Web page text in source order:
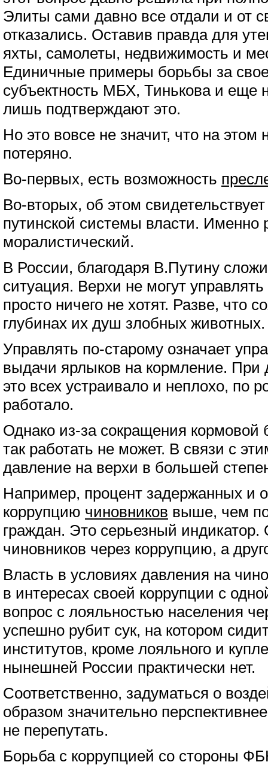
Элиты сами давно все отдали и от
отказались. Оставив правда для
яхты, самолеты, недвижимость и
Единичные примеры борьбы за
субъектность МБХ, Тинькова и еще
лишь подтверждают это.
Но это вовсе не значит, что на этом
потеряно.
Во-первых, есть возможность
Во-вторых, об этом
путинской системы власти. Именно
моралистический.
В России, благодаря В.Путину
ситуация. Верхи не могут
просто ничего не хотят. Разве, что
глубинах их душ злобных животных.
Управлять по-старому означает
выдачи ярлыков на кормление. При
это всех устраивало и неплохо, по
работало.
Однако из-за сокращения
так работать не может. В связи с
давление на верхи в большей
Например, процент задержанных и
коррупцию чиновников выше, чем
граждан. Это серьезный
чиновников через коррупцию, а
Власть в условиях давления на
в интересах своей коррупции с
вопрос с лояльностью населения
успешно рубит сук, на котором
институтов, кроме лояльного и
нынешней России практически нет.
Соответственно, задуматься о
образом значительно
не перепутать.
Борьба с коррупцией со стороны